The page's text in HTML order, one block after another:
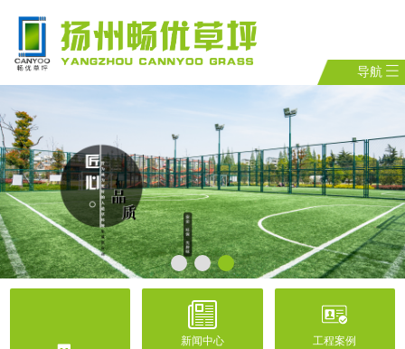
导航
新闻中心 工程案例